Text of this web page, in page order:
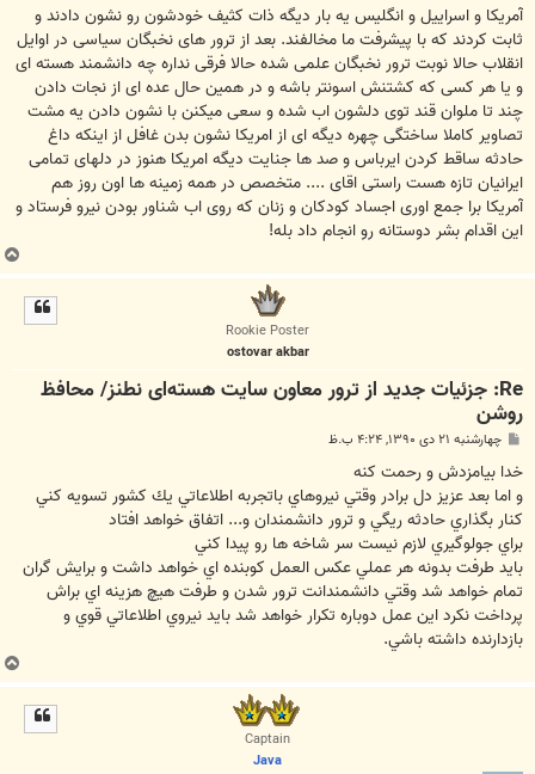
ت
آمریکا و اسراییل و انگلیس یه بار دیگه ذات کثیف خودشون رو نشون دادند و
ثابت کردند که با پیشرفت ما مخالفند. بعد از ترور های نخبگان سیاسی در اوایل
انقلاب حالا نوبت ترور نخبگان علمی شده حالا فرقی نداره چه دانشمند هسته ای
و یا هر کسی که کشتنش اسونتر باشه و در همین حال عده ای از نجات دادن
چند تا ملوان قند توی دلشون اب شده و سعی میکنن با نشون دادن یه مشت
تصاویر کاملا ساختگی چهره دیگه ای از امریکا نشون بدن غافل از اینکه داغ
حادثه ساقط کردن ایرباس و صد ها جنایت دیگه امریکا هنوز در دلهای تمامی
ایرانیان تازه هست راستی اقای .... متخصص در همه زمینه ها اون روز هم
آمریکا برا جمع اوری اجساد کودکان و زنان که روی اب شناور بودن نیرو فرستاد و
این اقدام بشر دوستانه رو انجام داد بله!
ب
ا
Rookie Poster
ostovar akbar
Re: جزئیات جدید از ترور معاون سایت هسته‌ای نطنز/ محافظ
روشن
پ
ت
چهارشنبه ۲۱ دی ۱۳۹۰, ۴:۲۴ ب.ظ
خدا بيامزدش و رحمت كنه
و اما بعد عزيز دل برادر وقتي نيروهاي باتجربه اطلاعاتي يك كشور تسويه كني
كنار بگذاري حادثه ريگي و ترور دانشمندان و... اتفاق خواهد افتاد
براي جولوگيري لازم نيست سر شاخه ها رو پيدا كني
بايد طرفت بدونه هر عملي عكس العمل كوبنده اي خواهد داشت و برايش گران
تمام خواهد شد وقتي دانشمندانت ترور شدن و طرفت هيچ هزينه اي براش
پرداخت نكرد اين عمل دوباره تكرار خواهد شد بايد نيروي اطلاعاتي قوي و
بازدارنده داشته باشي.
ب
ا
Captain
Java